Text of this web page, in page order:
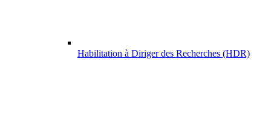
Habilitation à Diriger des Recherches (HDR)